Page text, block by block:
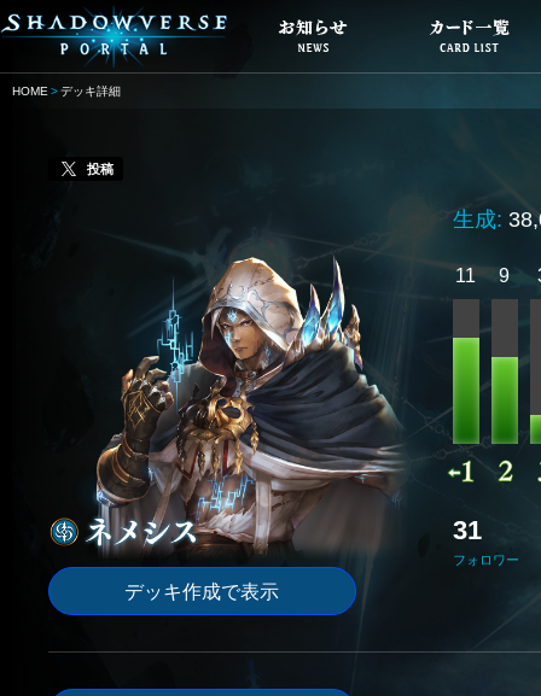
HOME デッキ詳細
投稿
デッキ作成で表示
生成:
11 9
31
フォロワー